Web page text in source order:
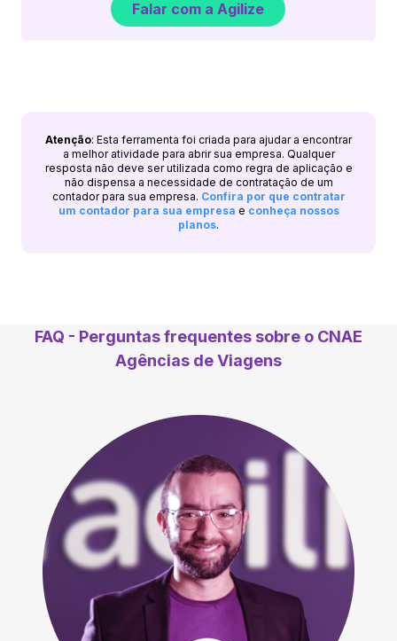
Falar com a Agilize
Atenção: Esta ferramenta foi criada para ajudar a encontrar
a melhor atividade para abrir sua empresa. Qualquer
resposta não deve ser utilizada como regra de aplicação e
não dispensa a necessidade de contratação de um
contador para sua empresa. Confira por que contratar
um contador para sua empresa e conheça nossos
planos.
FAQ - Perguntas frequentes sobre o CNAE
Agências de Viagens